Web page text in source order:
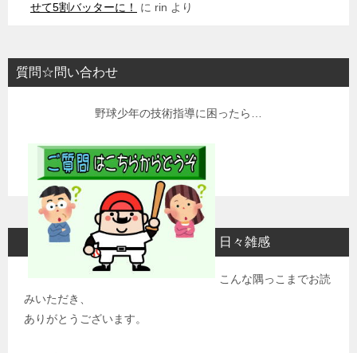
せて5割バッターに！
に rin より
質問☆問い合わせ
野球少年の技術指導に困ったら…
日々雑感
こんな隅っこまでお読
みいただき、
ありがとうございます。